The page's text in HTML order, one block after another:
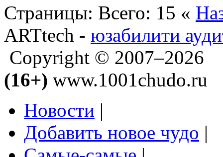
Страницы: Всего: 15 «
ARTtech - юзабилити
Copyright © 2007–2026
(16+) www.1001chudo.ru
Новости |
Добавить новое чудо |